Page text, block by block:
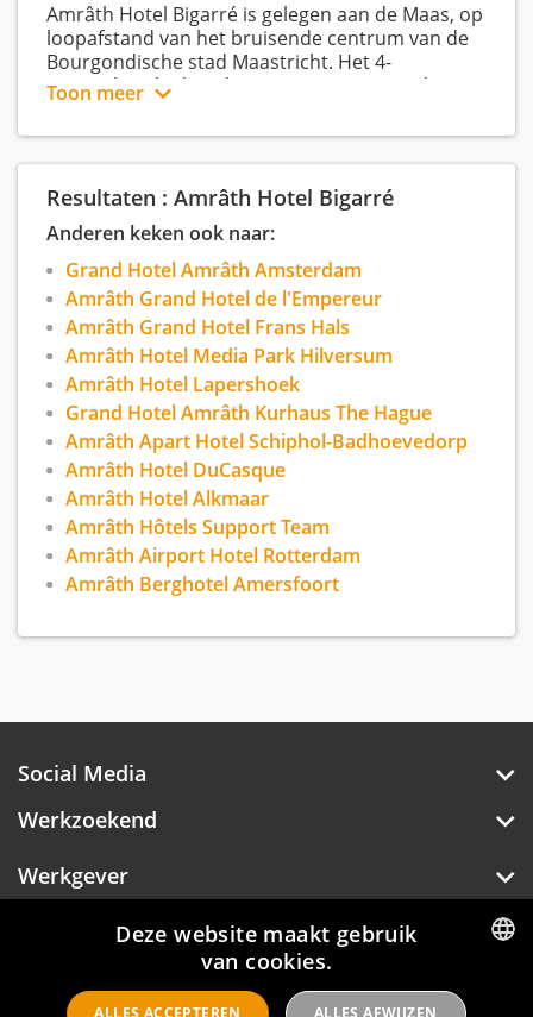
Amrâth Hotel Bigarré is gelegen aan de Maas, op
loopafstand van het bruisende centrum van de
Bourgondische stad Maastricht. Het 4-
sterrenhotel telt 41 kamers en is gevestigd in
die gezamenlijk een unieke uitstraling vormen.
De combinatie van historische charme en
comfortabele en sfeervolle overnachting. Dankzij
de centrale ligging is Amrâth Hotel Bigarré de
en gastvrijheid van Maastricht te ontdekken.
Toon meer
Resultaten : Amrâth Hotel Bigarré
Anderen keken ook naar:
Grand Hotel Amrâth Amsterdam
Amrâth Grand Hotel de l'Empereur
Amrâth Grand Hotel Frans Hals
Amrâth Hotel Media Park Hilversum
Amrâth Hotel Lapershoek
Grand Hotel Amrâth Kurhaus The Hague
Amrâth Apart Hotel Schiphol-Badhoevedorp
Amrâth Hotel DuCasque
Amrâth Hotel Alkmaar
Amrâth Hôtels Support Team
Amrâth Airport Hotel Rotterdam
Amrâth Berghotel Amersfoort
Social Media
Werkzoekend
Werkgever
Over Hotelprofessionals
DUTCH
Deze website maakt gebruik
van cookies.
ALLES ACCEPTEREN ALLES AFWIJZEN